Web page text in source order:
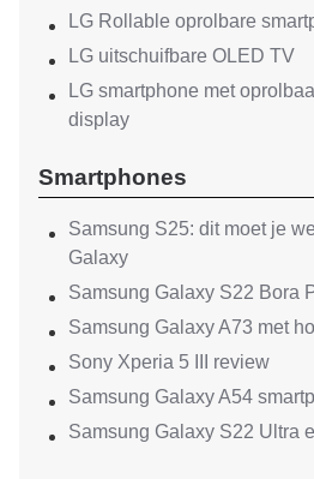
LG Rollable oprolbare
LG uitschuifbare OLED TV
LG smartphone met
display
Smartphones
Samsung S25: dit moet je
Galaxy
Samsung Galaxy S22 Bora
Samsung Galaxy A73 met
Sony Xperia 5 III review
Samsung Galaxy A54
Samsung Galaxy S22 Ultra